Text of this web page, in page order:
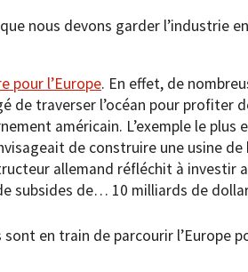
nous devons garder l’industrie
pour l’Europe. En effet, de
de traverser l’océan pour profiter
américain. L’exemple le plus
de construire une usine
allemand réfléchit à investir
subsides de… 10 milliards de
en train de parcourir l’Europe